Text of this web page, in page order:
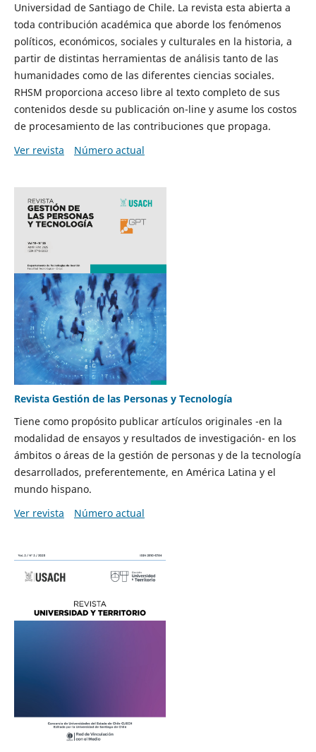
Universidad de Santiago de Chile. La revista esta abierta a
toda contribución académica que aborde los fenómenos
políticos, económicos, sociales y culturales en la historia, a
partir de distintas herramientas de análisis tanto de las
humanidades como de las diferentes ciencias sociales.
RHSM proporciona acceso libre al texto completo de sus
contenidos desde su publicación on-line y asume los costos
de procesamiento de las contribuciones que propaga.
Ver revista
Número actual
Revista Gestión de las Personas y Tecnología
Tiene como propósito publicar artículos originales -en la
modalidad de ensayos y resultados de investigación- en los
ámbitos o áreas de la gestión de personas y de la tecnología
desarrollados, preferentemente, en América Latina y el
mundo hispano.
Ver revista
Número actual